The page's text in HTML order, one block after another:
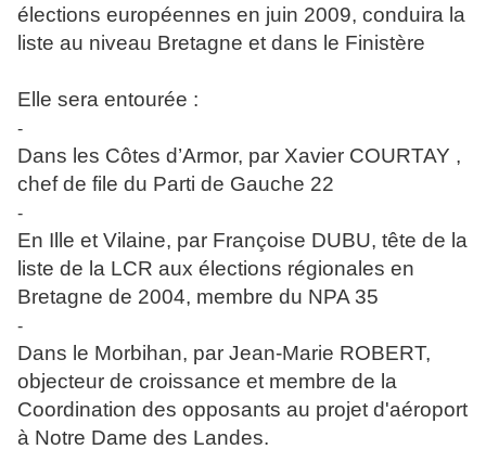
élections européennes en juin 2009, conduira la
liste au niveau Bretagne et dans le Finistère
Elle sera entourée :
-
Dans les Côtes d’Armor, par Xavier COURTAY ,
chef de file du Parti de Gauche 22
-
En Ille et Vilaine, par Françoise DUBU, tête de la
liste de la LCR aux élections régionales en
Bretagne de 2004, membre du NPA 35
-
Dans le Morbihan, par Jean-Marie ROBERT,
objecteur de croissance et membre de la
Coordination des opposants au projet d'aéroport
à Notre Dame des Landes.